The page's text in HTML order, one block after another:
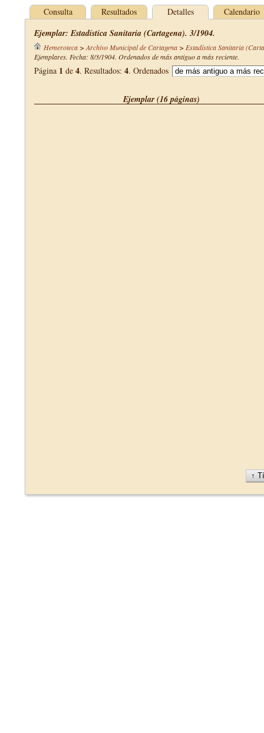
Consulta Resultados Detalles Calendario
Ejemplar: Estadística Sanitaria (Cartagena). 3/1904.
Hemeroteca> Archivo Municipal de Cartagena> Estadística Sanitaria
Ejemplares. Fecha: 8/3/1904. Ordenados de más antiguo a más reciente.
Página 1 de 4. Resultados: 4. Ordenados
Ejemplar (16 páginas)